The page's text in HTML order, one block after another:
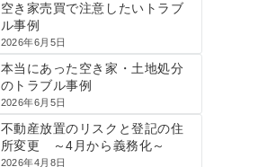
空き家売買で注意したいトラブ
ル事例
2026年6月5日
本当にあった空き家・土地処分
のトラブル事例
2026年6月5日
不動産放置のリスクと登記の住
所変更 ～4月から義務化～
2026年4月8日